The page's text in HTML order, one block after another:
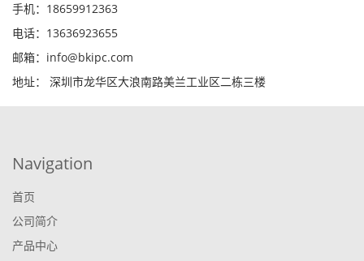
手机：18659912363
电话：13636923655
邮箱：info@bkipc.com
地址： 深圳市龙华区大浪南路美兰工业区二栋三楼
Navigation
首页
公司简介
产品中心